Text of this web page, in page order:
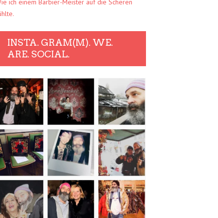
ich einem Barbier-Meister auf die Scheren
INSTA. GRAM(M). WE.
ARE. SOCIAL.